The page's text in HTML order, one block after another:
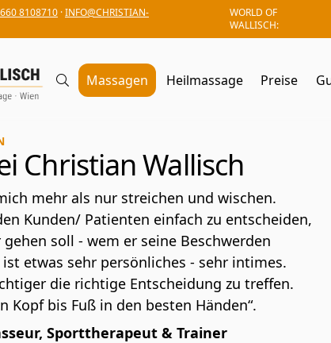
8108710 ·INFO@CHRISTIAN-
WORLD OF
WALLISCH:
Massagen Heilmassage Preise
Christian Wallisch
mehr als nur streichen und wischen.
Kunden/ Patienten einfach zu entscheiden,
soll - wem er seine Beschwerden
etwas sehr persönliches - sehr intimes.
die richtige Entscheidung zu treffen.
Kopf bis Fuß in den besten Händen“.
Sporttherapeut & Trainer